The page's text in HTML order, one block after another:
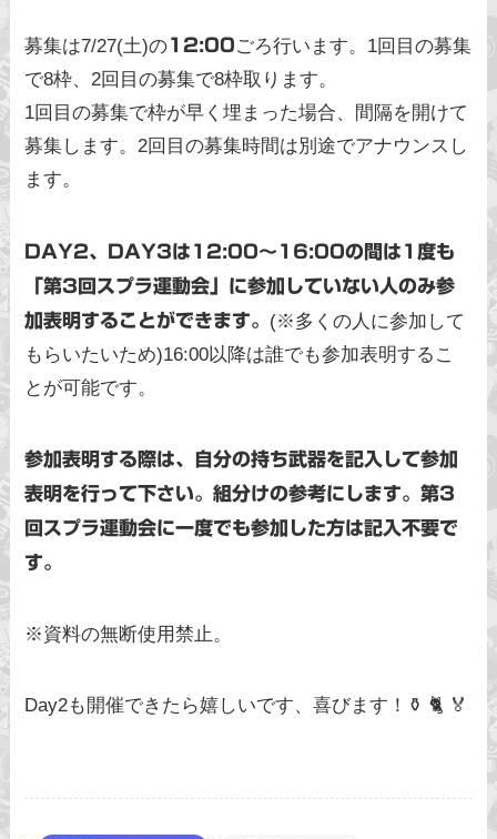
募集は7/27(土)の12:00ごろ行います。1回目の募集
で8枠、2回目の募集で8枠取ります。
1回目の募集で枠が早く埋まった場合、間隔を開けて
募集します。2回目の募集時間は別途でアナウンスし
ます。
DAY2、DAY3は12:00〜16:00の間は1度も
「第3回スプラ運動会」に参加していない人のみ参
加表明することができます。 (※多くの人に参加して
もらいたいため)16:00以降は誰でも参加表明するこ
とが可能です。
参加表明する際は、自分の持ち武器を記入して参加
表明を行って下さい。組分けの参考にします。第3
回スプラ運動会に一度でも参加した方は記入不要で
す。
※資料の無断使用禁止。
Day2も開催できたら嬉しいです、喜びます！⚱️ 🐈 🏅